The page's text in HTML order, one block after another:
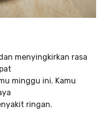
menyingkirkan rasa
minggu ini. Kamu
ringan.